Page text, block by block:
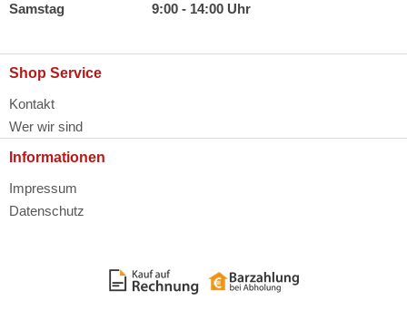
Samstag 9:00 - 14:00 Uhr
Shop Service
Kontakt
Wer wir sind
Informationen
Impressum
Datenschutz